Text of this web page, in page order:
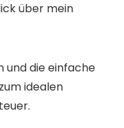
über mein
und die einfache
idealen